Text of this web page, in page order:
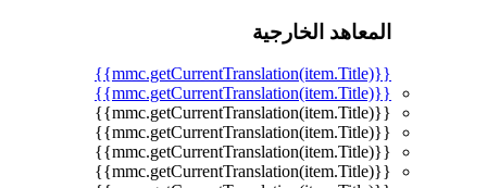
المعاهد الخارجية
{{mmc.getCurrentTranslation(item.Title)}}
{{mmc.getCurrentTranslation(item.Title)}}
{{mmc.getCurrentTranslation(item.Title)}}
{{mmc.getCurrentTranslation(item.Title)}}
{{mmc.getCurrentTranslation(item.Title)}}
{{mmc.getCurrentTranslation(item.Title)}}